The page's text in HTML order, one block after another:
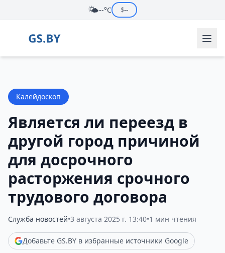
🌤️--°C $--
Калейдоскоп
Является ли переезд в
другой город причиной
для досрочного
расторжения срочного
трудового договора
Служба новостей•3 августа 2025 г. 13:40•1 мин чтения
Добавьте GS.BY в избранные источники Google